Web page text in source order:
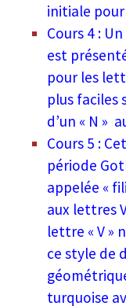
initiale
Cours 4 :
est
pour les
plus faciles
d’un « N »
Cours 5 :
période
appelée «
aux lettres
lettre « V »
ce style de
turquoise